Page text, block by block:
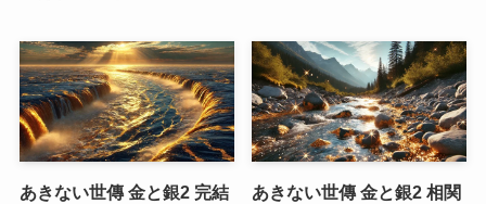
あきない世傳 金と銀2 完結
あきない世傳 金と銀2 相関